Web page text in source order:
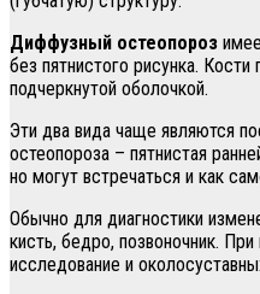
Диффузный остеопороз
без пятнистого рисунка.
подчеркнутой оболочкой.
Эти два вида чаще являются
остеопороза – пятнистая
но могут встречаться и как
Обычно для диагностики
кисть, бедро, позвоночник.
исследование и